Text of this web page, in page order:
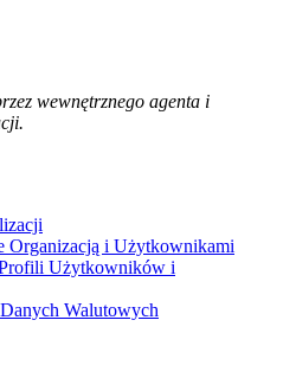
wewnętrznego agenta i
Organizacją i Użytkownikami
Użytkowników i
Walutowych